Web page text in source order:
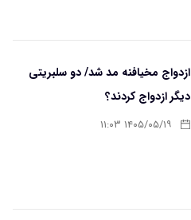
ازدواج مخیافنه مد شد/ دو سلبریتی
دیگر ازدواج کردند؟
۱۴۰۵/۰۵/۱۹ ۱۱:۰۳